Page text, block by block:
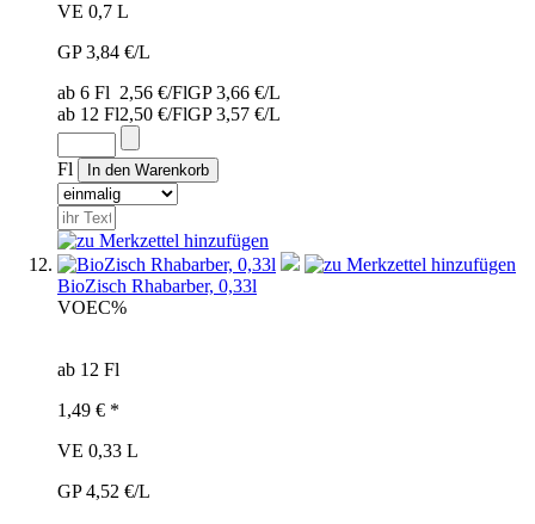
VE 0,7 L
GP 3,84 €/L
ab 6 Fl 2,56 €/FlGP 3,66 €/L
ab 12 Fl2,50 €/FlGP 3,57 €/L
Fl
BioZisch Rhabarber, 0,33l
VOEC%
ab 12 Fl
1,49 € *
VE 0,33 L
GP 4,52 €/L